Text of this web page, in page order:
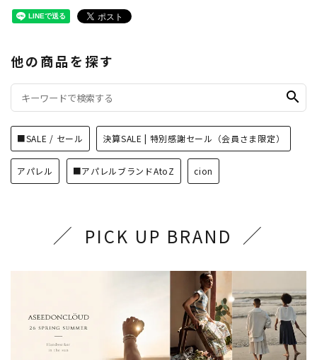
他の商品を探す
search
■SALE / セール 決算SALE | 特別感謝セール（会員さま限定）
アパレル ■アパレルブランドAtoZ cion
PICK UP BRAND